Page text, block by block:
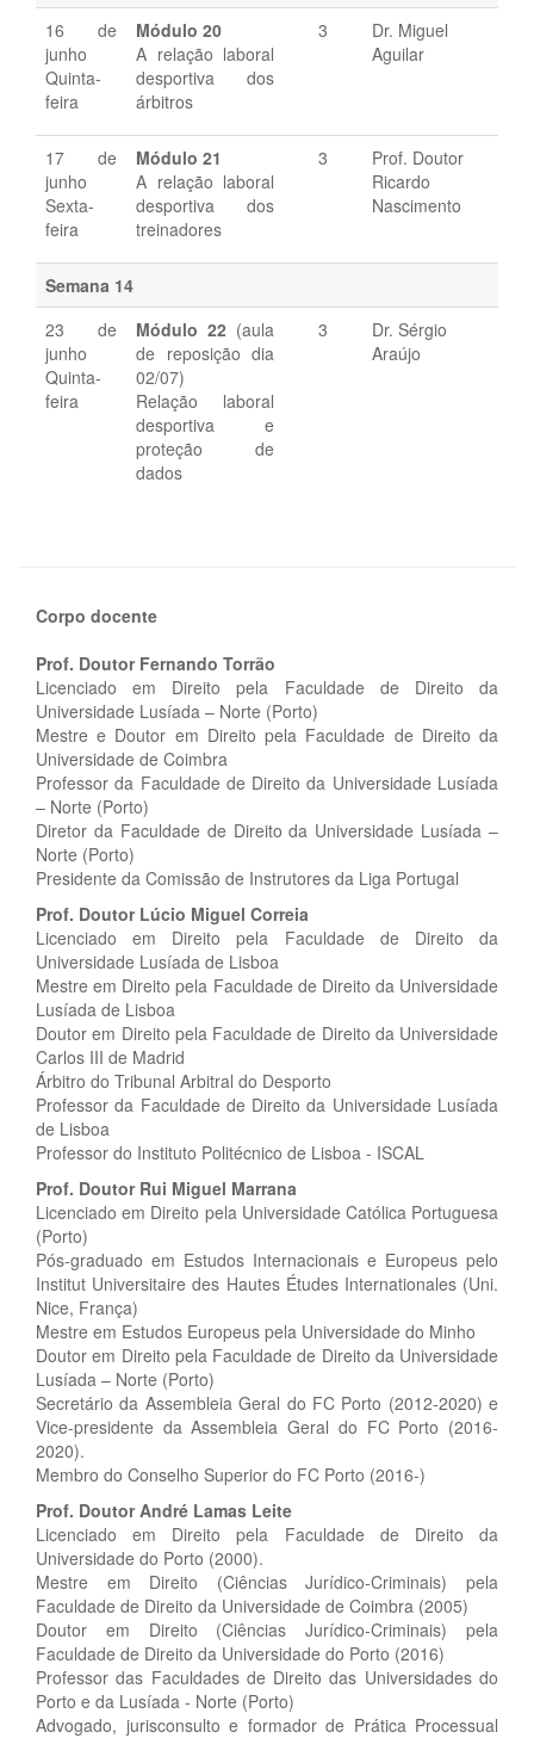
16 de
junho
Quinta-
feira
Módulo 20
A relação laboral
desportiva dos
árbitros
3
Dr. Miguel
Aguilar
17 de
junho
Sexta-
feira
Módulo 21
A relação laboral
desportiva dos
treinadores
3
Prof. Doutor
Ricardo
Nascimento
Semana 14
23 de
junho
Quinta-
feira
Módulo 22 (aula
de reposição dia
02/07)
Relação laboral
desportiva e
proteção de
dados
3
Dr. Sérgio
Araújo
Corpo docente
Prof. Doutor Fernando Torrão
Licenciado em Direito pela Faculdade de Direito da
Universidade Lusíada – Norte (Porto)
Mestre e Doutor em Direito pela Faculdade de Direito da
Universidade de Coimbra
Professor da Faculdade de Direito da Universidade Lusíada
– Norte (Porto)
Diretor da Faculdade de Direito da Universidade Lusíada –
Norte (Porto)
Presidente da Comissão de Instrutores da Liga Portugal
Prof. Doutor Lúcio Miguel Correia
Licenciado em Direito pela Faculdade de Direito da
Universidade Lusíada de Lisboa
Mestre em Direito pela Faculdade de Direito da Universidade
Lusíada de Lisboa
Doutor em Direito pela Faculdade de Direito da Universidade
Carlos III de Madrid
Árbitro do Tribunal Arbitral do Desporto
Professor da Faculdade de Direito da Universidade Lusíada
de Lisboa
Professor do Instituto Politécnico de Lisboa - ISCAL
Prof. Doutor Rui Miguel Marrana
Licenciado em Direito pela Universidade Católica Portuguesa
(Porto)
Pós-graduado em Estudos Internacionais e Europeus pelo
Institut Universitaire des Hautes Études Internationales (Uni.
Nice, França)
Mestre em Estudos Europeus pela Universidade do Minho
Doutor em Direito pela Faculdade de Direito da Universidade
Lusíada – Norte (Porto)
Secretário da Assembleia Geral do FC Porto (2012-2020) e
Vice-presidente da Assembleia Geral do FC Porto (2016-
2020).
Membro do Conselho Superior do FC Porto (2016-)
Prof. Doutor André Lamas Leite
Licenciado em Direito pela Faculdade de Direito da
Universidade do Porto (2000).
Mestre em Direito (Ciências Jurídico-Criminais) pela
Faculdade de Direito da Universidade de Coimbra (2005)
Doutor em Direito (Ciências Jurídico-Criminais) pela
Faculdade de Direito da Universidade do Porto (2016)
Professor das Faculdades de Direito das Universidades do
Porto e da Lusíada - Norte (Porto)
Advogado, jurisconsulto e formador de Prática Processual